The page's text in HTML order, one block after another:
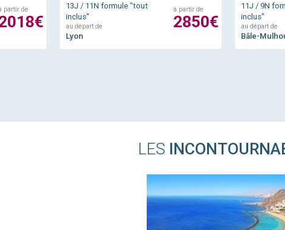
partir de
13J / 11N formule "tout
inclus"
au départ de
Lyon
à partir de
2850€
11J / 9N
inclus"
au départ de
Bâle-
LES